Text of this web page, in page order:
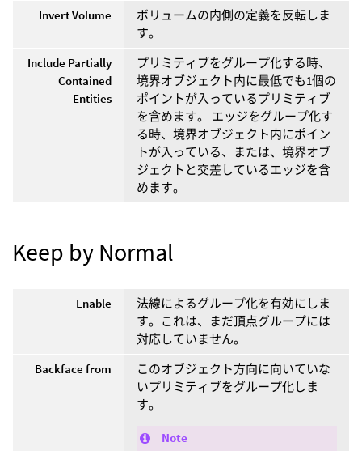
Invert Volume
ボリュームの内側の定義を反転しま
す。
Include Partially
Contained
Entities
プリミティブをグループ化する時、
境界オブジェクト内に最低でも1個の
ポイントが入っているプリミティブ
を含めます。 エッジをグループ化す
る時、境界オブジェクト内にポイン
トが入っている、または、境界オブ
ジェクトと交差しているエッジを含
めます。
Keep by Normal
Enable
法線によるグループ化を有効にしま
す。これは、まだ頂点グループには
対応していません。
Backface from
このオブジェクト方向に向いていな
いプリミティブをグループ化しま
す。
Note